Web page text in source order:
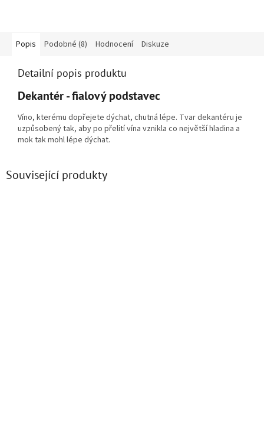
Popis Podobné (8) Hodnocení Diskuze
Detailní popis produktu
Dekantér - fialový podstavec
Víno, kterému dopřejete dýchat, chutná lépe. Tvar dekantéru je
uzpůsobený tak, aby po přelití vína vznikla co největší hladina a
mok tak mohl lépe dýchat.
Související produkty